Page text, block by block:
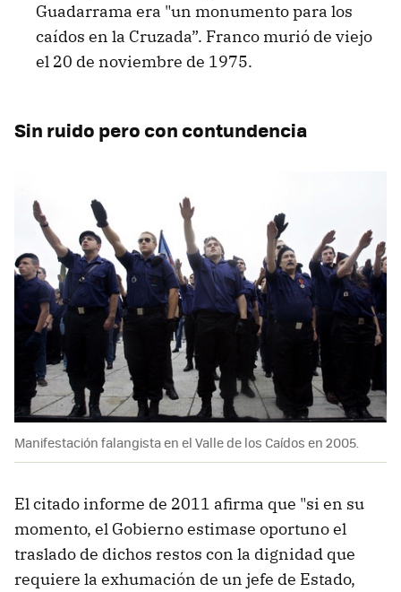
Guadarrama era "un monumento para los
caídos en la Cruzada”. Franco murió de viejo
el 20 de noviembre de 1975.
Sin ruido pero con contundencia
Manifestación falangista en el Valle de los Caídos en 2005.
El citado informe de 2011 afirma que "si en su
momento, el Gobierno estimase oportuno el
traslado de dichos restos con la dignidad que
requiere la exhumación de un jefe de Estado,